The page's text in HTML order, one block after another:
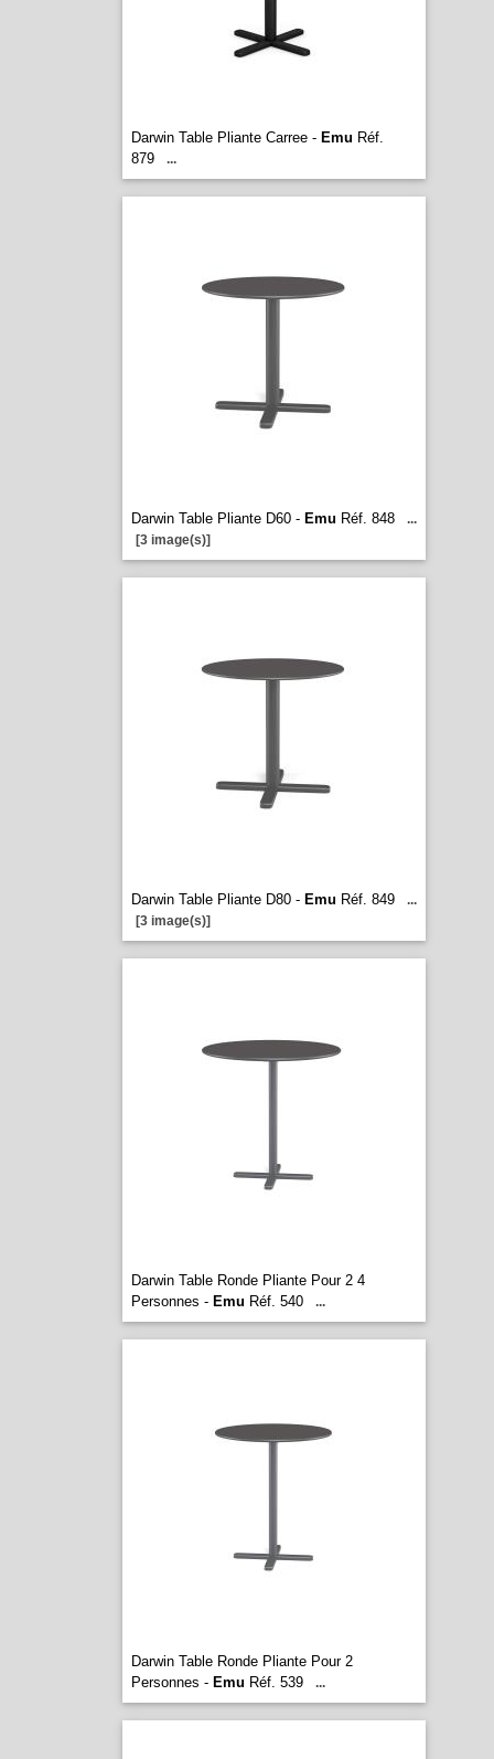
Darwin Table Pliante Carree - Emu Réf.
879
...
Darwin Table Pliante D60 - Emu Réf. 848
...
[3 image(s)]
Darwin Table Pliante D80 - Emu Réf. 849
...
[3 image(s)]
Darwin Table Ronde Pliante Pour 2 4
Personnes - Emu Réf. 540 ...
Darwin Table Ronde Pliante Pour 2
Personnes - Emu Réf. 539 ...